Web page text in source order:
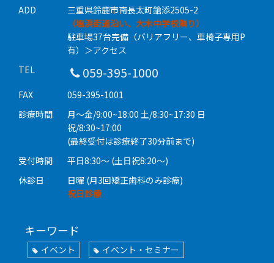
ADD
三重県鈴鹿市南長太町鎗添2505-2
（塩浜街道沿い、大木中学校隣り）
駐車場37台完備（バリアフリー、車椅子専用P
有） ＞アクセス
TEL
059-395-1000
FAX
059-395-1001
診療時間
月〜金/9:00~18:00 土/8:30~17:30 日
祝/8:30~17:00
(最終受付は診療終了30分前まで)
受付時間
平日8:30〜 (土日祝8:20〜)
休診日
日曜 (月3回矯正歯科のみ診療)
祝日診療
キーワード
イベント
イベント・セミナー